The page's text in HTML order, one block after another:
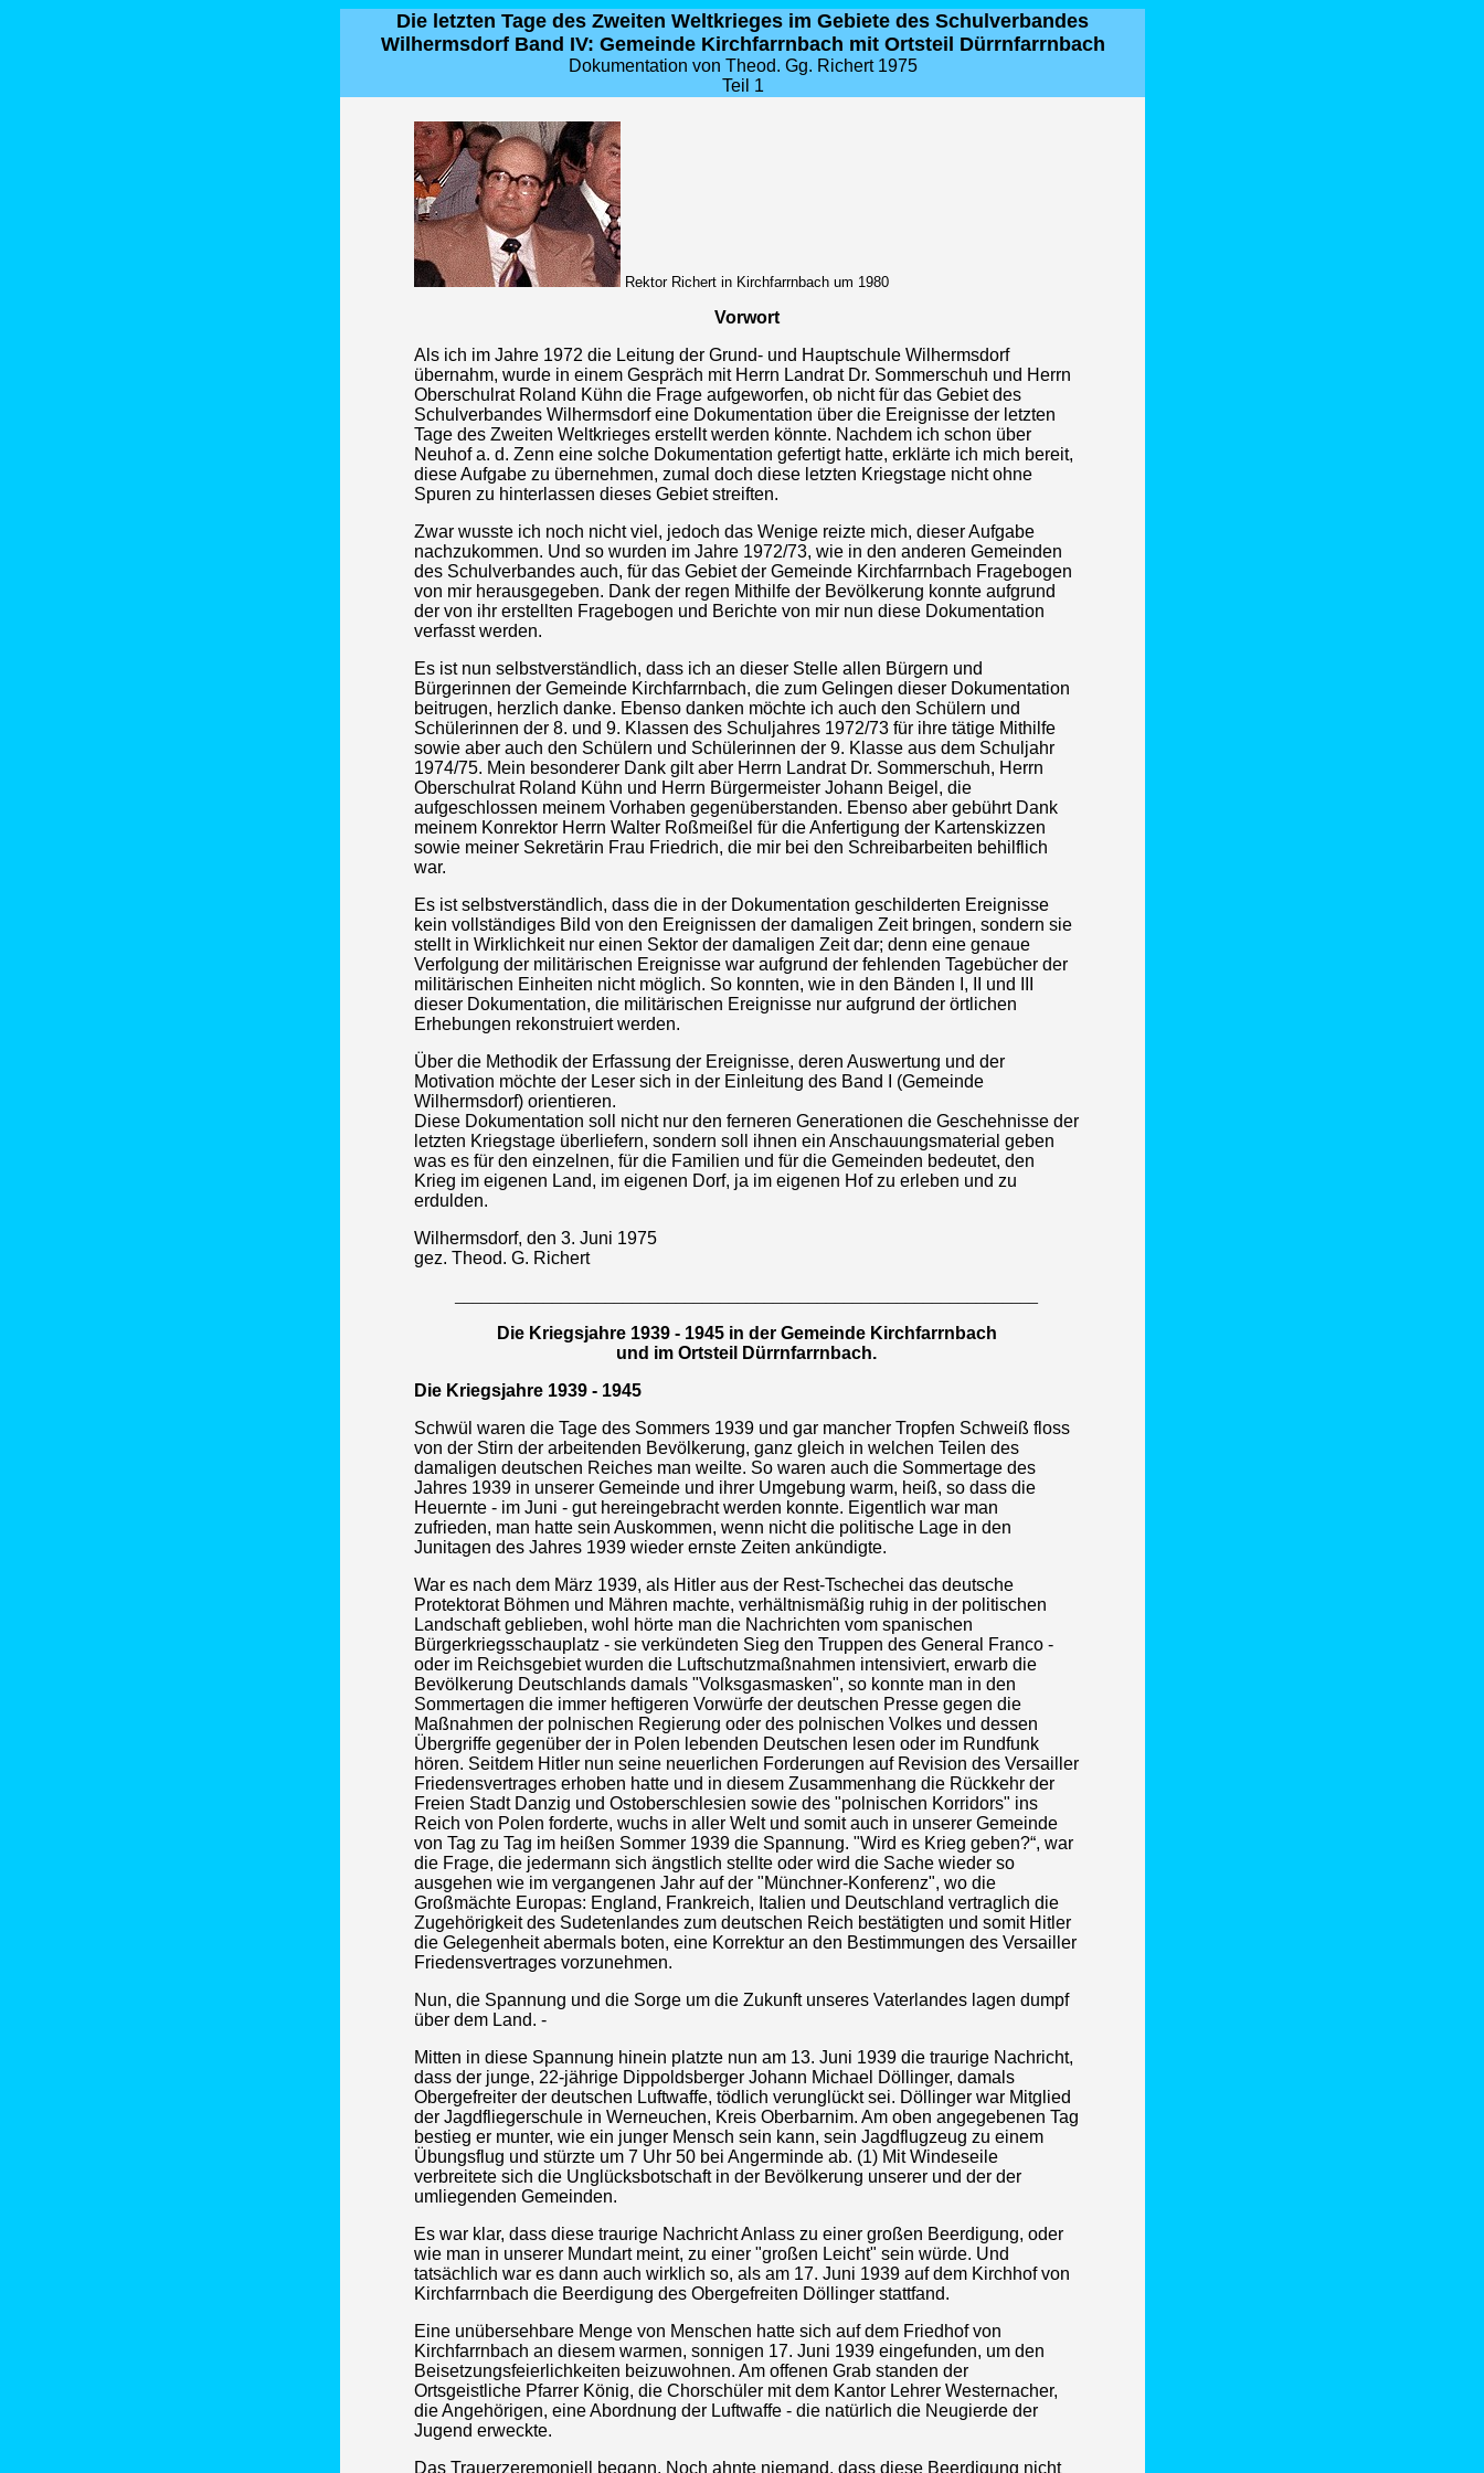
Die letzten Tage des Zweiten Weltkrieges im Gebiete des Schulverbandes
Wilhermsdorf Band IV: Gemeinde Kirchfarrnbach mit Ortsteil Dürrnfarrnbach
Dokumentation von Theod. Gg. Richert 1975
Teil 1
Rektor Richert in Kirchfarrnbach um 1980
Vorwort
Als ich im Jahre 1972 die Leitung der Grund- und Hauptschule Wilhermsdorf
übernahm, wurde in einem Gespräch mit Herrn Landrat Dr. Sommerschuh und Herrn
Oberschulrat Roland Kühn die Frage aufgeworfen, ob nicht für das Gebiet des
Schulverbandes Wilhermsdorf eine Dokumentation über die Ereignisse der letzten
Tage des Zweiten Weltkrieges erstellt werden könnte. Nachdem ich schon über
Neuhof a. d. Zenn eine solche Dokumentation gefertigt hatte, erklärte ich mich bereit,
diese Aufgabe zu übernehmen, zumal doch diese letzten Kriegstage nicht ohne
Spuren zu hinterlassen dieses Gebiet streiften.
Zwar wusste ich noch nicht viel, jedoch das Wenige reizte mich, dieser Aufgabe
nachzukommen. Und so wurden im Jahre 1972/73, wie in den anderen Gemeinden
des Schulverbandes auch, für das Gebiet der Gemeinde Kirchfarrnbach Fragebogen
von mir herausgegeben. Dank der regen Mithilfe der Bevölkerung konnte aufgrund
der von ihr erstellten Fragebogen und Berichte von mir nun diese Dokumentation
verfasst werden.
Es ist nun selbstverständlich, dass ich an dieser Stelle allen Bürgern und
Bürgerinnen der Gemeinde Kirchfarrnbach, die zum Gelingen dieser Dokumentation
beitrugen, herzlich danke. Ebenso danken möchte ich auch den Schülern und
Schülerinnen der 8. und 9. Klassen des Schuljahres 1972/73 für ihre tätige Mithilfe
sowie aber auch den Schülern und Schülerinnen der 9. Klasse aus dem Schuljahr
1974/75. Mein besonderer Dank gilt aber Herrn Landrat Dr. Sommerschuh, Herrn
Oberschulrat Roland Kühn und Herrn Bürgermeister Johann Beigel, die
aufgeschlossen meinem Vorhaben gegenüberstanden. Ebenso aber gebührt Dank
meinem Konrektor Herrn Walter Roßmeißel für die Anfertigung der Kartenskizzen
sowie meiner Sekretärin Frau Friedrich, die mir bei den Schreibarbeiten behilflich
war.
Es ist selbstverständlich, dass die in der Dokumentation geschilderten Ereignisse
kein vollständiges Bild von den Ereignissen der damaligen Zeit bringen, sondern sie
stellt in Wirklichkeit nur einen Sektor der damaligen Zeit dar; denn eine genaue
Verfolgung der militärischen Ereignisse war aufgrund der fehlenden Tagebücher der
militärischen Einheiten nicht möglich. So konnten, wie in den Bänden I, II und III
dieser Dokumentation, die militärischen Ereignisse nur aufgrund der örtlichen
Erhebungen rekonstruiert werden.
Über die Methodik der Erfassung der Ereignisse, deren Auswertung und der
Motivation möchte der Leser sich in der Einleitung des Band I (Gemeinde
Wilhermsdorf) orientieren.
Diese Dokumentation soll nicht nur den ferneren Generationen die Geschehnisse der
letzten Kriegstage überliefern, sondern soll ihnen ein Anschauungsmaterial geben
was es für den einzelnen, für die Familien und für die Gemeinden bedeutet, den
Krieg im eigenen Land, im eigenen Dorf, ja im eigenen Hof zu erleben und zu
erdulden.
Wilhermsdorf, den 3. Juni 1975
gez. Theod. G. Richert
Die Kriegsjahre 1939 - 1945 in der Gemeinde Kirchfarrnbach
und im Ortsteil Dürrnfarrnbach.
Die Kriegsjahre 1939 - 1945
Schwül waren die Tage des Sommers 1939 und gar mancher Tropfen Schweiß floss
von der Stirn der arbeitenden Bevölkerung, ganz gleich in welchen Teilen des
damaligen deutschen Reiches man weilte. So waren auch die Sommertage des
Jahres 1939 in unserer Gemeinde und ihrer Umgebung warm, heiß, so dass die
Heuernte - im Juni - gut hereingebracht werden konnte. Eigentlich war man
zufrieden, man hatte sein Auskommen, wenn nicht die politische Lage in den
Junitagen des Jahres 1939 wieder ernste Zeiten ankündigte.
War es nach dem März 1939, als Hitler aus der Rest-Tschechei das deutsche
Protektorat Böhmen und Mähren machte, verhältnismäßig ruhig in der politischen
Landschaft geblieben, wohl hörte man die Nachrichten vom spanischen
Bürgerkriegsschauplatz - sie verkündeten Sieg den Truppen des General Franco -
oder im Reichsgebiet wurden die Luftschutzmaßnahmen intensiviert, erwarb die
Bevölkerung Deutschlands damals "Volksgasmasken", so konnte man in den
Sommertagen die immer heftigeren Vorwürfe der deutschen Presse gegen die
Maßnahmen der polnischen Regierung oder des polnischen Volkes und dessen
Übergriffe gegenüber der in Polen lebenden Deutschen lesen oder im Rundfunk
hören. Seitdem Hitler nun seine neuerlichen Forderungen auf Revision des Versailler
Friedensvertrages erhoben hatte und in diesem Zusammenhang die Rückkehr der
Freien Stadt Danzig und Ostoberschlesien sowie des "polnischen Korridors" ins
Reich von Polen forderte, wuchs in aller Welt und somit auch in unserer Gemeinde
von Tag zu Tag im heißen Sommer 1939 die Spannung. "Wird es Krieg geben?“, war
die Frage, die jedermann sich ängstlich stellte oder wird die Sache wieder so
ausgehen wie im vergangenen Jahr auf der "Münchner-Konferenz", wo die
Großmächte Europas: England, Frankreich, Italien und Deutschland vertraglich die
Zugehörigkeit des Sudetenlandes zum deutschen Reich bestätigten und somit Hitler
die Gelegenheit abermals boten, eine Korrektur an den Bestimmungen des Versailler
Friedensvertrages vorzunehmen.
Nun, die Spannung und die Sorge um die Zukunft unseres Vaterlandes lagen dumpf
über dem Land. -
Mitten in diese Spannung hinein platzte nun am 13. Juni 1939 die traurige Nachricht,
dass der junge, 22-jährige Dippoldsberger Johann Michael Döllinger, damals
Obergefreiter der deutschen Luftwaffe, tödlich verunglückt sei. Döllinger war Mitglied
der Jagdfliegerschule in Werneuchen, Kreis Oberbarnim. Am oben angegebenen Tag
bestieg er munter, wie ein junger Mensch sein kann, sein Jagdflugzeug zu einem
Übungsflug und stürzte um 7 Uhr 50 bei Angerminde ab. (1) Mit Windeseile
verbreitete sich die Unglücksbotschaft in der Bevölkerung unserer und der der
umliegenden Gemeinden.
Es war klar, dass diese traurige Nachricht Anlass zu einer großen Beerdigung, oder
wie man in unserer Mundart meint, zu einer "großen Leicht" sein würde. Und
tatsächlich war es dann auch wirklich so, als am 17. Juni 1939 auf dem Kirchhof von
Kirchfarrnbach die Beerdigung des Obergefreiten Döllinger stattfand.
Eine unübersehbare Menge von Menschen hatte sich auf dem Friedhof von
Kirchfarrnbach an diesem warmen, sonnigen 17. Juni 1939 eingefunden, um den
Beisetzungsfeierlichkeiten beizuwohnen. Am offenen Grab standen der
Ortsgeistliche Pfarrer König, die Chorschüler mit dem Kantor Lehrer Westernacher,
die Angehörigen, eine Abordnung der Luftwaffe - die natürlich die Neugierde der
Jugend erweckte.
Das Trauerzeremoniell begann. Noch ahnte niemand, dass diese Beerdigung nicht